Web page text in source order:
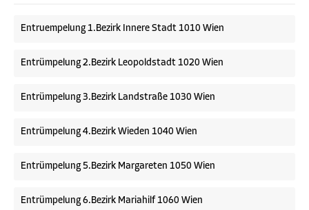
Entruempelung 1.Bezirk Innere Stadt 1010 Wien
Entrümpelung 2.Bezirk Leopoldstadt 1020 Wien
Entrümpelung 3.Bezirk Landstraße 1030 Wien
Entrümpelung 4.Bezirk Wieden 1040 Wien
Entrümpelung 5.Bezirk Margareten 1050 Wien
Entrümpelung 6.Bezirk Mariahilf 1060 Wien